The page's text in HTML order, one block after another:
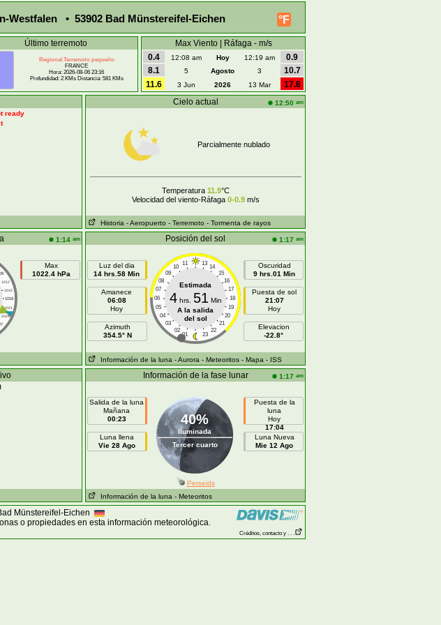
°F
Westfalen • 53902 Bad Münstereifel-Eichen
Último terremoto
Regional Terremoto pequeño
FRANCE
Hora: 2026-08-06 23:16
Profundidad: 2 KMs Distancia: 581 KMs
Max Viento | Ráfaga - m/s
0.4
12:08 am Hoy 12:19 am
0.9
8.1
5 Agosto 3
10.7
11.6
3 Jun 2026 13 Mar
17.8
ready
Cielo actual 12:50 am
Parcialmente nublado
Temperatura 11.9°C
Velocidad del viento-Ráfaga 0-0.9m/s
Historia - Aeropuerto - Terremoto - Tormenta de rayos
1:14 am
1012
1015
1018
1021
1024
Max
1022.4 hPa
Posición del sol 1:17 am
Luz del dia
14 hrs.58 Min
Amanece
06:08
Hoy
Azimuth
354.5° N
11 13
10
14
09
15
08
16
07
17
06
18
05
19
04
20
03
21
02
22
01 23
Estimada
4hrs. 51 Min
A la salida
del sol
Oscuridad
9 hrs.01 Min
Puesta de sol
21:07
Hoy
Elevacion
-22.8°
Información de la luna - Aurora - Meteoritos - Mapa - ISS
Información de la fase lunar 1:17 am
Salida de la luna
Mañana
00:23
Luna llena
Vie 28 Ago
40%
Iluminada
Tercer cuarto
Puesta de la
luna
Hoy
17:04
Luna Nueva
Mie 12 Ago
Perseids
Información de la luna - Meteoritos
Münstereifel-Eichen
o propiedades en esta información meteorológica.
Créditos, contacto y . . .